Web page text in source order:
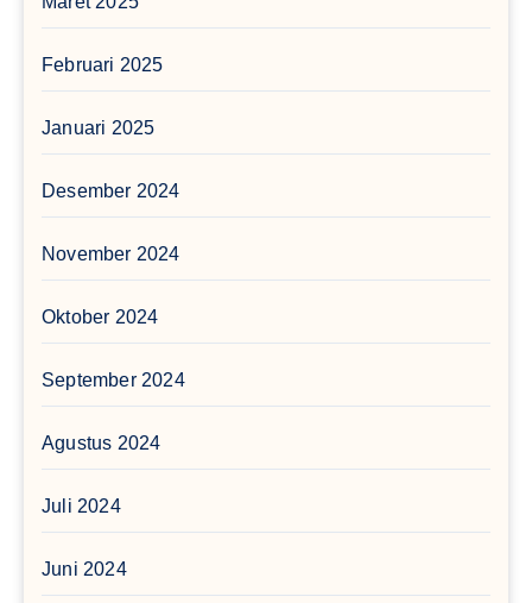
Februari 2025
Januari 2025
Desember 2024
November 2024
Oktober 2024
September 2024
Agustus 2024
Juli 2024
Juni 2024